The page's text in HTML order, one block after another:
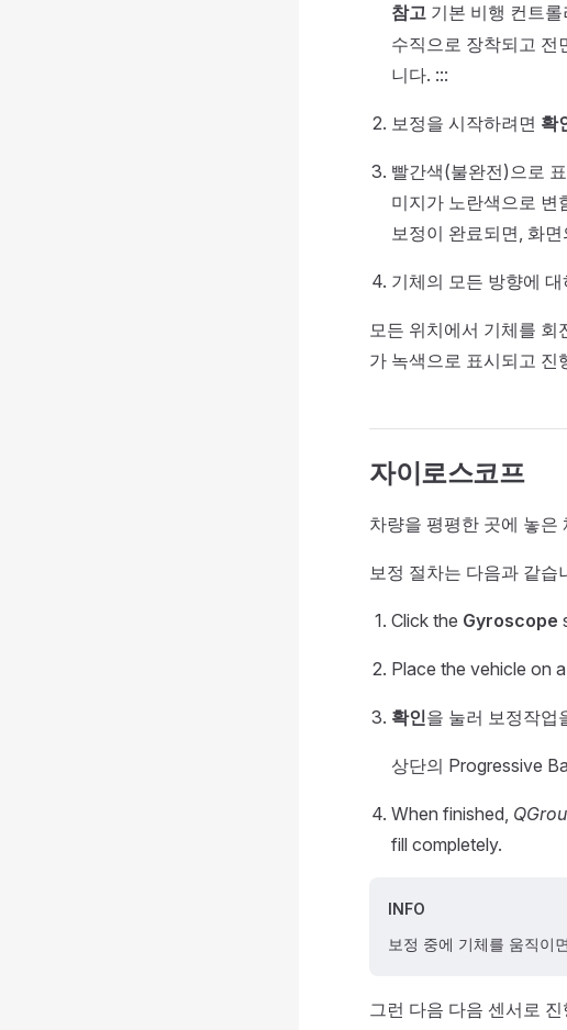
참고 기본 비행 컨트
수직으로 장착되고 전
니다. :::
보정을 시작하려면 확
빨간색(불완전)으로
미지가 노란색으로 변
보정이 완료되면, 화
기체의 모든 방향에
모든 위치에서 기체를 회
가 녹색으로 표시되고 진
자이로스코프
차량을 평평한 곳에 놓은
보정 절차는 다음과 같습
Click the Gyroscope
Place the vehicle on
확인을 눌러 보정작업
상단의 Progressive
When finished,
fill completely.
INFO
보정 중에 기체를 움직이
그런 다음 다음 센서로